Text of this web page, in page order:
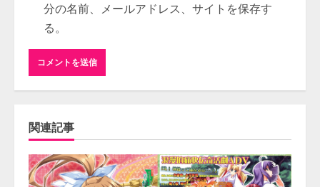
分の名前、メールアドレス、サイトを保存す
る。
関連記事